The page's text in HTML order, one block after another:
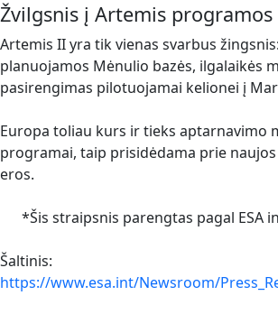
Žvilgsnis į Artemis
Artemis II yra tik vienas svarbus
planuojamos Mėnulio bazės, ilgalaikės
pasirengimas pilotuojamai kelionei į
Europa toliau kurs ir tieks aptarnavimo
programai, taip prisidėdama prie
eros.
*Šis straipsnis parengtas pagal ESA
Šaltinis:
https://www.esa.int/Newsroom/